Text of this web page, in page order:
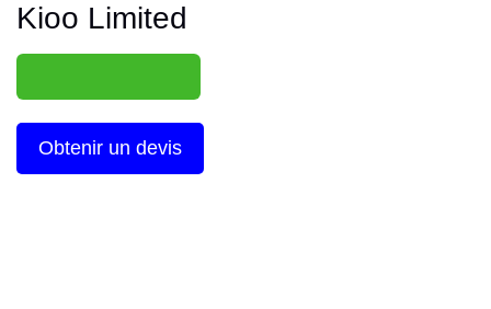
Kioo Limited
Obtenir un devis